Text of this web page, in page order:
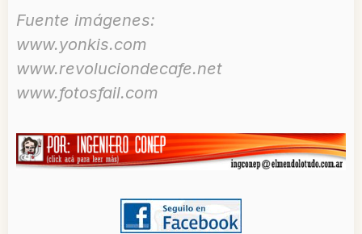
Fuente imágenes:
www.yonkis.com
www.revoluciondecafe.net
www.fotosfail.com